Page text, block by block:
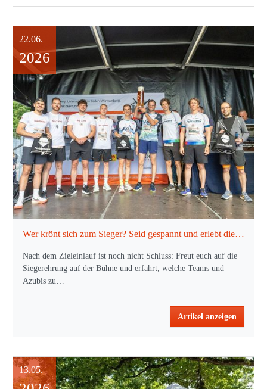
Wer krönt sich zum Sieger? Seid gespannt und erlebt die Ehrungen nach dem Lauf!
Nach dem Zieleinlauf ist noch nicht Schluss: Freut euch auf die
Siegerehrung auf der Bühne und erfahrt, welche Teams und
Azubis zu…
Artikel anzeigen
22.06.
2026
13.05.